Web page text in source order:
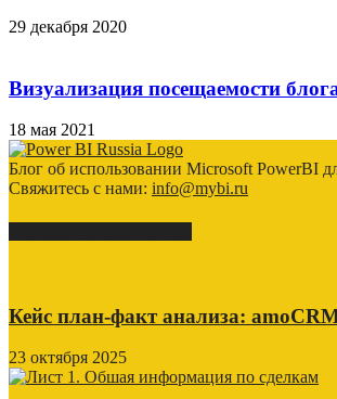
29 декабря 2020
Визуализация посещаемости
18 мая 2021
Блог об использовании Microsoft PowerBI
Свяжитесь с нами: info@mybi.ru
Кейс план-факт анализа:
23 октября 2025